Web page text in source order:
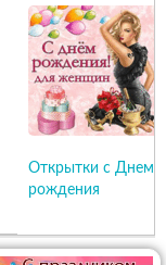
Открытки с Днем
рождения